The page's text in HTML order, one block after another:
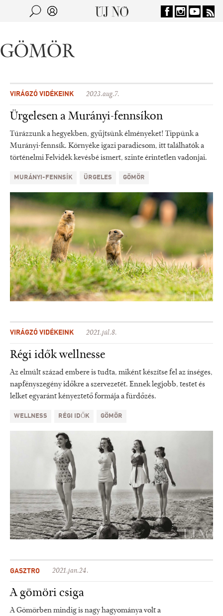
Jump to navigation
GÖMÖR
VIRÁGZÓ VIDÉKEINK 2023.aug.7.
Ürgelesen a Murányi-fennsíkon
Túrázzunk a hegyekben, gyűjtsünk élményeket! Tippünk a
Murányi-fennsík. Környéke igazi paradicsom, itt találhatók a
történelmi Felvidék kevésbé ismert, szinte érintetlen vadonjai.
MURÁNYI-FENNSÍK ÜRGELES GÖMÖR
VIRÁGZÓ VIDÉKEINK 2021.júl.8.
Régi idők wellnesse
Az elmúlt század embere is tudta, miként készítse fel az ínséges,
napfényszegény időkre a szervezetét. Ennek legjobb, testet és
lelket egyaránt kényeztető formája a fürdőzés.
WELLNESS RÉGI IDŐK GÖMÖR
GASZTRO 2021.jan.24.
A gömöri csiga
A Gömörben mindig is nagy hagyománya volt a